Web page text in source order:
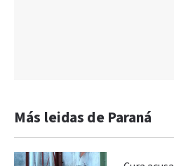
Más leidas de Paraná